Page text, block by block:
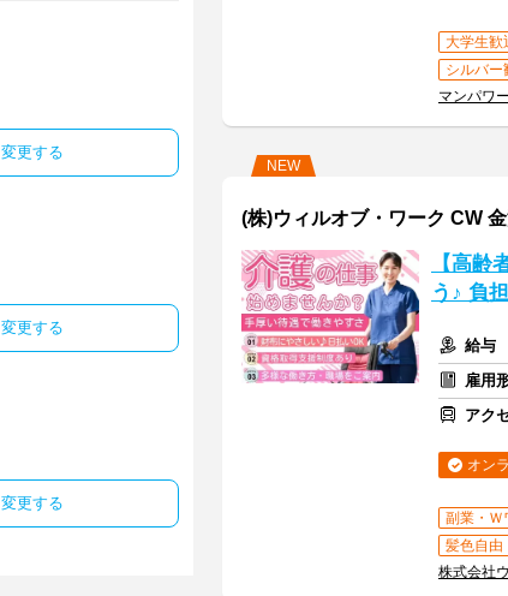
変更する
変更する
変更する
大学生歓
シルバー
マンパワ
NEW
(株)ウィルオブ・ワーク CW
【高齢
う♪ 負
給与
雇用
アク
オン
副業・Ｗ
髪色自由
株式会社